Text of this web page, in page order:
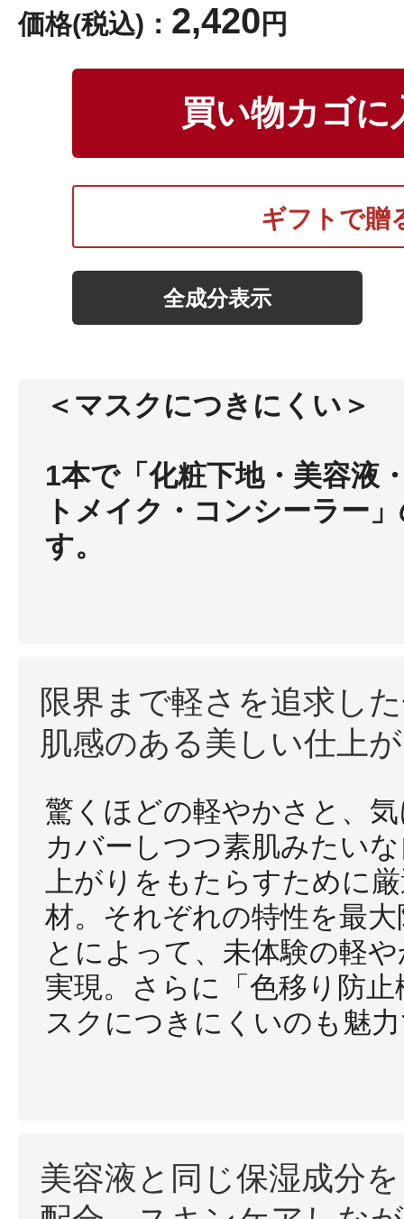
ボディケア
スキンケア
健康食品／サプ
ファッション
ギフト
ご利用ガイド
よくあるご質問
価格(税込)： 2,420 円
買い物カゴに
ギフトで贈
全成分表示
＜マスクにつきにくい＞
1本で「化粧下地・美容液
トメイク・コンシーラー
す。
限界まで軽さを追求し
肌感のある美しい仕上
驚くほどの軽やかさと、
カバーしつつ素肌みたい
上がりをもたらすために
材。それぞれの特性を最
とによって、未体験の軽
実現。さらに「色移り防
スクにつきにくいのも魅
美容液と同じ保湿成分